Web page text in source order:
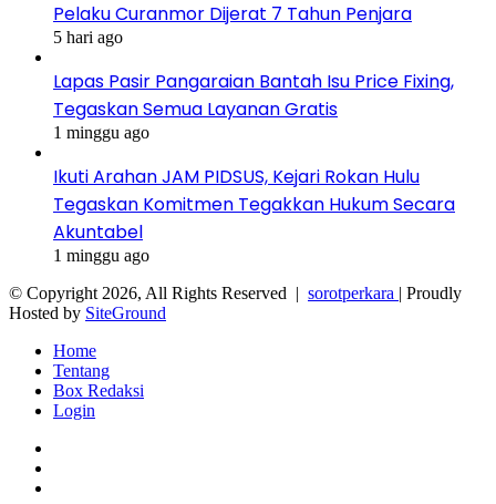
Pelaku Curanmor Dijerat 7 Tahun Penjara
5 hari ago
Lapas Pasir Pangaraian Bantah Isu Price Fixing,
Tegaskan Semua Layanan Gratis
1 minggu ago
Ikuti Arahan JAM PIDSUS, Kejari Rokan Hulu
Tegaskan Komitmen Tegakkan Hukum Secara
Akuntabel
1 minggu ago
© Copyright 2026, All Rights Reserved | sorotperkara | Proudly
Hosted by SiteGround
Home
Tentang
Box Redaksi
Login